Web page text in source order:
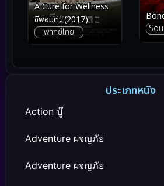
A Cure for Wellness
ชีพอมตะ (2017)
พากย์ไทย
ประเภทหนัง
Action บู๊
Adventure ผจญภัย
Adventure ผจญภัย